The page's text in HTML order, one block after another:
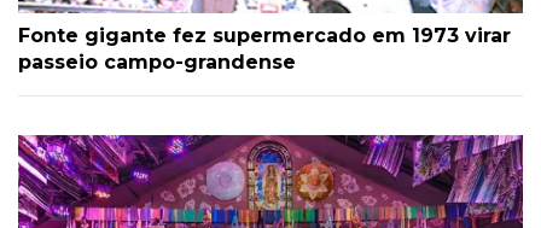
Fonte gigante fez supermercado em 1973 virar
passeio campo-grandense